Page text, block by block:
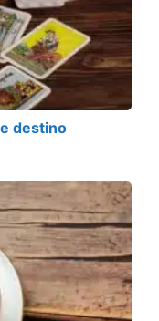
destino